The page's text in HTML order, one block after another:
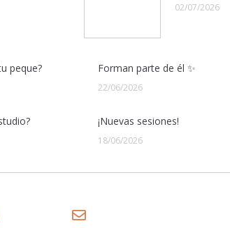
02/07/2026
peque? Forman parte de él ✨
22/06/2026
¡Nuevas sesiones!
18/06/2026